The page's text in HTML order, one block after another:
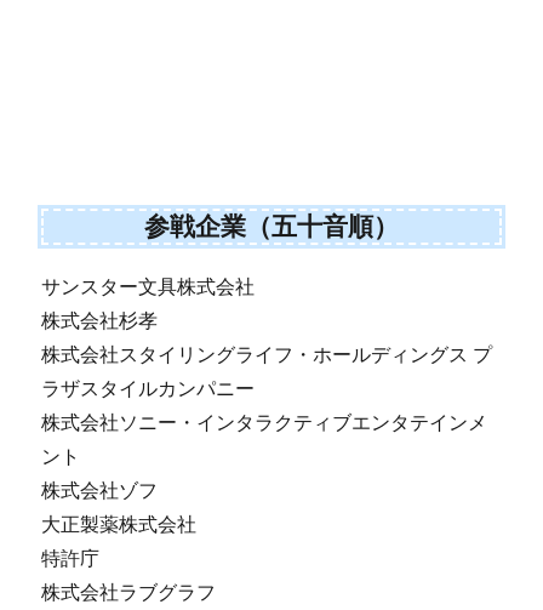
参戦企業（五十音順）
サンスター文具株式会社
株式会社杉孝
株式会社スタイリングライフ・ホールディングス プ
ラザスタイルカンパニー
株式会社ソニー・インタラクティブエンタテインメ
ント
株式会社ゾフ
大正製薬株式会社
特許庁
株式会社ラブグラフ